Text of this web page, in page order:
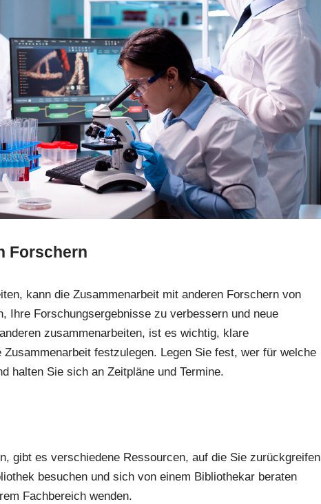
Forschern
kann die Zusammenarbeit mit anderen Forschern von
Ihre Forschungsergebnisse zu verbessern und neue
zusammenarbeiten, ist es wichtig, klare
festzulegen. Legen Sie fest, wer für welche
halten Sie sich an Zeitpläne und Termine.
gibt es verschiedene Ressourcen, auf die Sie zurückgreifen
besuchen und sich von einem Bibliothekar beraten
Fachbereich wenden.